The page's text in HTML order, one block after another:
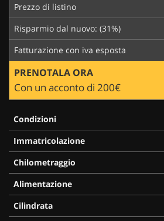
Prezzo di listino
Risparmio dal nuovo: (31%)
Fatturazione con iva esposta
PRENOTALA ORA
Con un acconto di 200€
Condizioni
Immatricolazione
Chilometraggio
Alimentazione
Cilindrata